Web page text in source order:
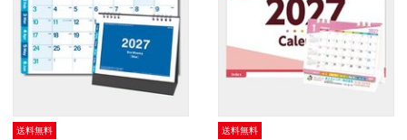
送料無料 送料無料